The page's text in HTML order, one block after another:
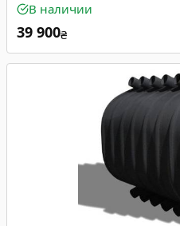
В наличии
39 900₴